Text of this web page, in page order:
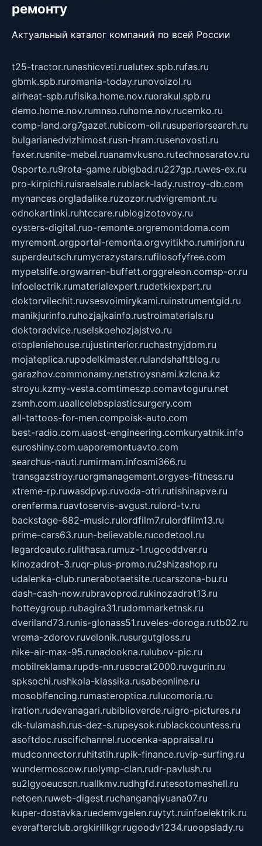
ремонту
Актуальный каталог компаний по всей России
t25-tractor.runashicveti.rualutex.spb.rufas.ru
gbmk.spb.ruromania-today.runovoizol.ru
airheat-spb.rufisika.home.nov.ruorakul.spb.ru
demo.home.nov.rumnso.ruhome.nov.rucemko.ru
comp-land.org7gazet.rubicom-oil.rusuperiorsearch.ru
bulgarianedvizhimost.rusn-hram.rusenovosti.ru
fexer.rusnite-mebel.ruanamvkusno.rutechnosaratov.ru
0sporte.ru9rota-game.rubigbad.ru227gp.ruwes-ex.ru
pro-kirpichi.ruisraelsale.rublack-lady.rustroy-db.com
mynances.orgladalike.ruzozor.rudvigremont.ru
odnokartinki.ruhtccare.rublogizotovoy.ru
oysters-digital.ruo-remonte.orgremontdoma.com
myremont.orgportal-remonta.orgvyitikho.rumirjon.ru
superdeutsch.rumycrazystars.rufilosofyfree.com
mypetslife.orgwarren-buffett.orggreleon.comsp-or.ru
infoelectrik.rumaterialexpert.rudetkiexpert.ru
doktorvilechit.ruvsesvoimirykami.ruinstrumentgid.ru
manikjurinfo.ruhozjajkainfo.rustroimaterials.ru
doktoradvice.ruselskoehozjajstvo.ru
otopleniehouse.rujustinterior.ruchastnyjdom.ru
mojateplica.rupodelkimaster.rulandshaftblog.ru
garazhov.commonamy.netstroysnami.kzlcna.kz
stroyu.kzmy-vesta.comtimeszp.comavtoguru.net
zsmh.com.uaallcelebsplasticsurgery.com
all-tattoos-for-men.compoisk-auto.com
best-radio.com.uaost-engineering.comkuryatnik.info
euroshiny.com.uaporemontuavto.com
searchus-nauti.rumirmam.infosmi366.ru
transgazstroy.ruorgmanagement.orgyes-fitness.ru
xtreme-rp.ruwasdpvp.ruvoda-otri.rutishinapve.ru
orenferma.ruavtoservis-avgust.rulord-tv.ru
backstage-682-music.rulordfilm7.rulordfilm13.ru
prime-cars63.ruun-believable.rucodetool.ru
legardoauto.rulithasa.rumuz-1.rugooddver.ru
kinozadrot-3.ruqr-plus-promo.ru2shizashop.ru
udalenka-club.runerabotaetsite.rucarszona-bu.ru
dash-cash-now.rubravoprod.rukinozadrot13.ru
hotteygroup.rubagira31.rudommarketnsk.ru
dveriland73.runis-glonass51.ruveles-doroga.rutb02.ru
vrema-zdorov.ruvelonik.rusurgutgloss.ru
nike-air-max-95.runadookna.rulubov-pic.ru
mobilreklama.rupds-nn.rusocrat2000.ruvgurin.ru
spksochi.rushkola-klassika.rusabeonline.ru
mosoblfencing.rumasteroptica.rulucomoria.ru
iration.rudevanagari.rubiblioverde.ruigro-pictures.ru
dk-tulamash.rus-dez-s.rupeysok.rublackcountess.ru
asoftdoc.ruscifichannel.ruocenka-appraisal.ru
mudconnector.ruhitstih.rupik-finance.ruvip-surfing.ru
wundermoscow.ruolymp-clan.rudr-pavlush.ru
su2lgyoeucscn.ruallkmv.rudhgfd.rutesotomeshell.ru
netoen.ruweb-digest.ruchanganqiyuana07.ru
kuper-dostavka.ruedemvgelen.ruytyt.ruinfoelektrik.ru
everafterclub.orgkirillkgr.rugoodv1234.ruoopslady.ru